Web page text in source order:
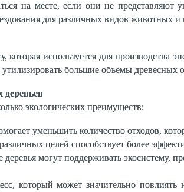
на месте, если они не
для различных видов животных и
которая используется для
большие объемы
деревьев
экологических преимуществ:
уменьшить количество отходов,
целей способствует более
могут поддерживать экосистему,
который может значительно